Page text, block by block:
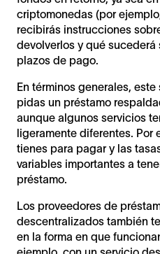
criptomonedas (por
recibirás instrucciones
devolverlos y qué
plazos de pago.
En términos generales,
pidas un préstamo
aunque algunos servicios
ligeramente diferentes. Por
tienes para pagar y las
variables importantes a
préstamo.
Los proveedores de
descentralizados también
en la forma en que